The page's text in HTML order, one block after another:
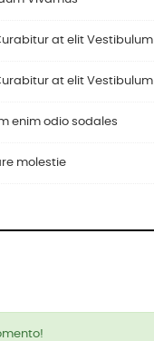
at elit Vestibulum
at elit Vestibulum
enim odio sodales
molestie